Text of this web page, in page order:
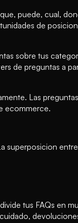
puede, cual,
de
sobre tus
de preguntas a
Las
ecommerce.
superposicion
tus FAQs en